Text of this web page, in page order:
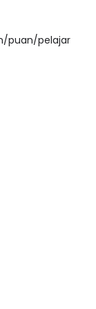
puan/pelajar